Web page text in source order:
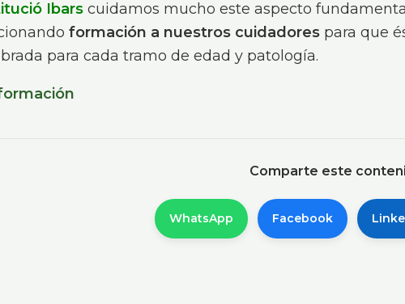
Ibars cuidamos mucho este aspecto
formación a nuestros cuidadores para que
para cada tramo de edad y patología.
Comparte este
WhatsApp Facebook